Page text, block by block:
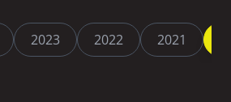
2023 2022 2021